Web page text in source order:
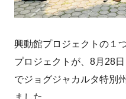
興動館プロジェクトの１
プロジェクトが、8月28
でジョグジャカルタ特別
ました。